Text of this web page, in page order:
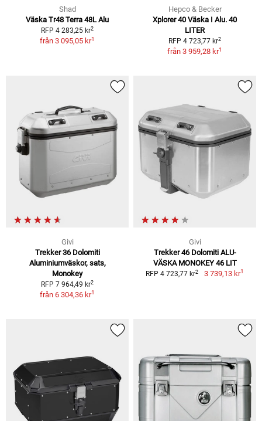
Shad
Väska Tr48 Terra 48L Alu
RFP 4 283,25 kr2
från 3 095,05 kr1
Hepco & Becker
Xplorer 40 Väska I Alu. 40
LITER
RFP 4 723,77 kr2
från 3 959,28 kr1
Givi
Trekker 36 Dolomiti
Aluminiumväskor, sats,
Monokey
RFP 7 964,49 kr2
från 6 304,36 kr1
Givi
Trekker 46 Dolomiti ALU-
VÄSKA MONOKEY 46 LIT
RFP 4 723,77 kr2 3 739,13 kr1